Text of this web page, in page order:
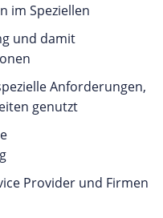
im Speziellen
und damit
Anforderungen,
genutzt
Provider und Firmen